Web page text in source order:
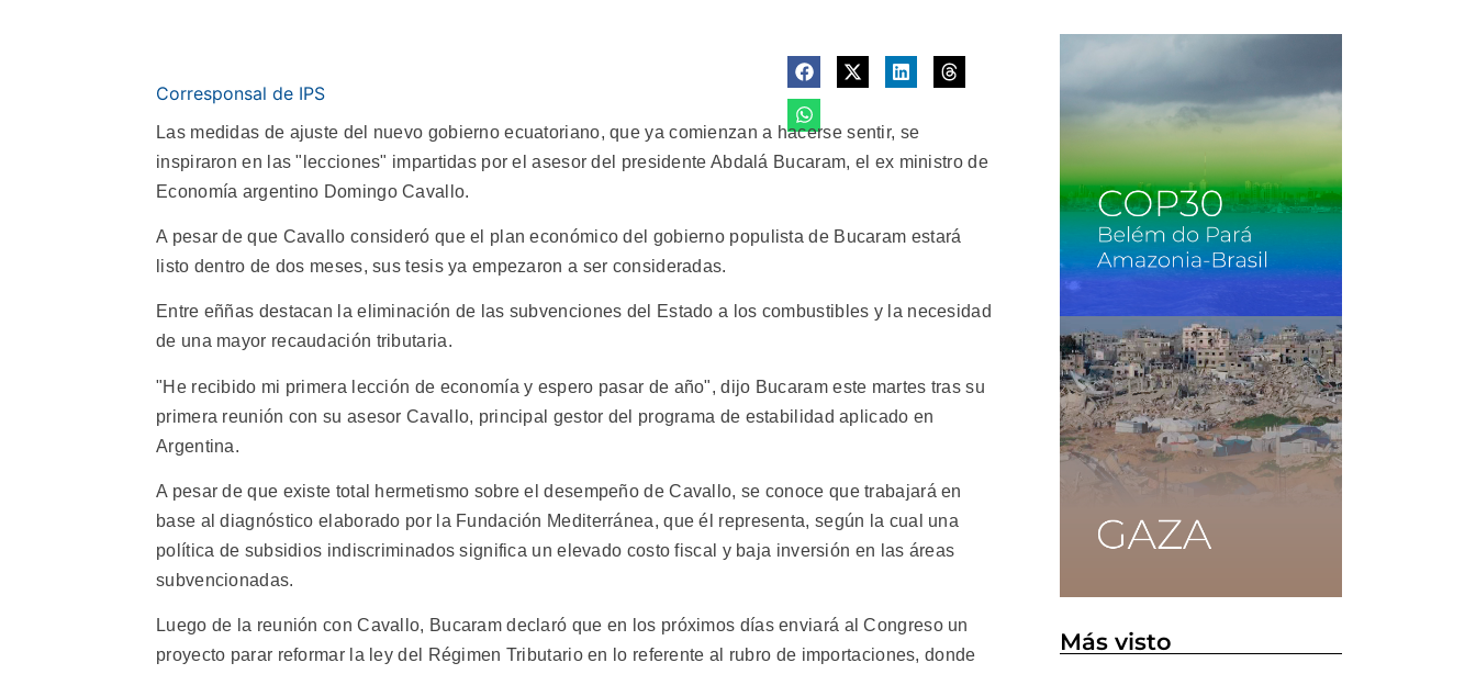
Corresponsal de IPS
Las medidas de ajuste del nuevo gobierno ecuatoriano, que ya comienzan a hacerse sentir, se
inspiraron en las "lecciones" impartidas por el asesor del presidente Abdalá Bucaram, el ex ministro de
Economía argentino Domingo Cavallo.
A pesar de que Cavallo consideró que el plan económico del gobierno populista de Bucaram estará
listo dentro de dos meses, sus tesis ya empezaron a ser consideradas.
Entre eññas destacan la eliminación de las subvenciones del Estado a los combustibles y la necesidad
de una mayor recaudación tributaria.
"He recibido mi primera lección de economía y espero pasar de año", dijo Bucaram este martes tras su
primera reunión con su asesor Cavallo, principal gestor del programa de estabilidad aplicado en
Argentina.
A pesar de que existe total hermetismo sobre el desempeño de Cavallo, se conoce que trabajará en
base al diagnóstico elaborado por la Fundación Mediterránea, que él representa, según la cual una
política de subsidios indiscriminados significa un elevado costo fiscal y baja inversión en las áreas
subvencionadas.
Luego de la reunión con Cavallo, Bucaram declaró que en los próximos días enviará al Congreso un
proyecto parar reformar la ley del Régimen Tributario en lo referente al rubro de importaciones, donde
Más visto